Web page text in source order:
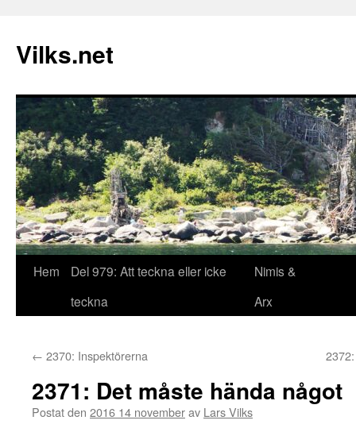
Vilks.net
Hoppa
Hem
Del 979: Att teckna eller icke
teckna
Nimis &
Arx
← 2370: Inspektörerna
2371: Det måste hända något
Postat den 2016 14 novemberav Lars Vilks